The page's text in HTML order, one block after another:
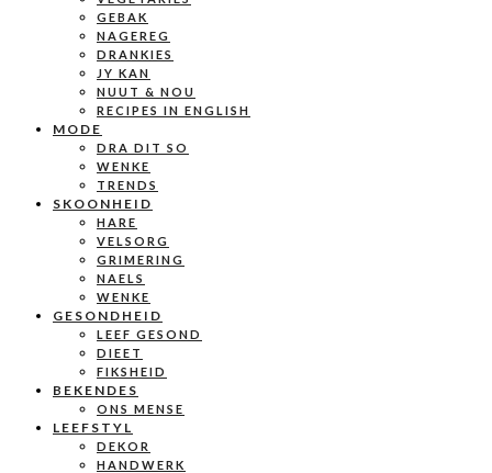
GEBAK
NAGEREG
DRANKIES
JY KAN
NUUT & NOU
RECIPES IN ENGLISH
MODE
DRA DIT SO
WENKE
TRENDS
SKOONHEID
HARE
VELSORG
GRIMERING
NAELS
WENKE
GESONDHEID
LEEF GESOND
DIEET
FIKSHEID
BEKENDES
ONS MENSE
LEEFSTYL
DEKOR
HANDWERK